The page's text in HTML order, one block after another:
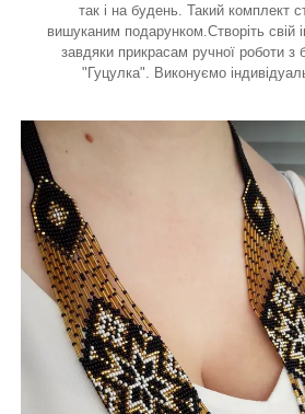
так і на будень. Такий комплект
вишуканим подарунком.Створіть свій
завдяки прикрасам ручної роботи з
"Гуцулка". Виконуємо